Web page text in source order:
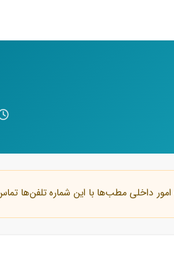
داخلی مطب‌ها با این شماره تلفن‌ها